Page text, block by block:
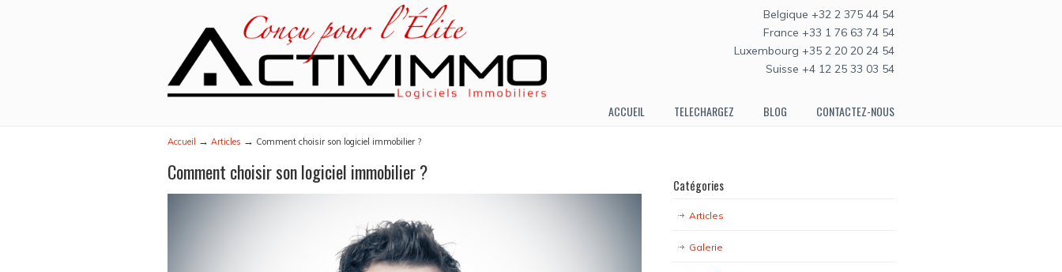
Belgique +32 2 375 44 54
France +33 1 76 63 74 54
Luxembourg +35 2 20 20 24 54
Suisse +4 12 25 33 03 54
ACCUEIL TELECHARGEZ BLOG CONTACTEZ-NOUS
Accueil → Articles → Comment choisir son logiciel immobilier ?
Comment choisir son logiciel immobilier ?
Catégories
Articles
Galerie